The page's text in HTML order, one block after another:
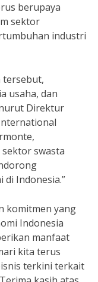
berupaya
sektor
industri
tersebut,
usaha, dan
Direktur
swasta
Indonesia.”
komitmen yang
Indonesia
manfaat
kita terus
terkini terkait